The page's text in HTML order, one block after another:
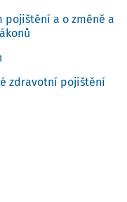
pojištění a o změně a
zdravotní pojištění